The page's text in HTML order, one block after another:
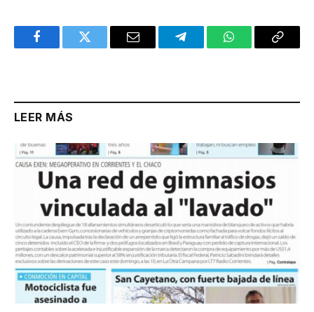
FacebookTwitter Email TelegramWhatsAppCopy
LEER MÁS